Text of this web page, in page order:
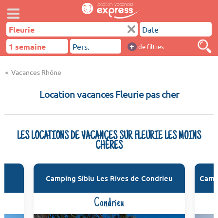
+ de filtres
Vacances Rhône
Location vacances Fleurie pas cher
LES LOCATIONS DE VACANCES SUR FLEURIE LES MOINS
CHÈRES
Camping Siblu Les Rives de Condrieu
Condrieu